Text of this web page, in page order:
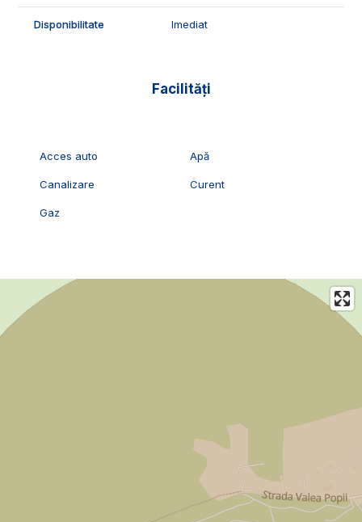
Disponibilitate Imediat
Facilități
Acces auto Apă
Canalizare Curent
Gaz